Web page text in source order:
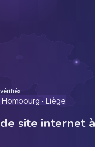
Hombourg · Liège
site internet à